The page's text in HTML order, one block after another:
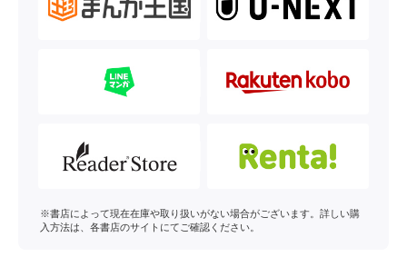
※書店によって現在在庫や取り扱いがない場合がございます。詳しい購
入方法は、各書店のサイトにてご確認ください。